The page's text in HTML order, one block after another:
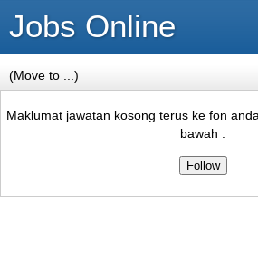
Jobs Online
Maklumat jawatan kosong terus ke fon
bawah :